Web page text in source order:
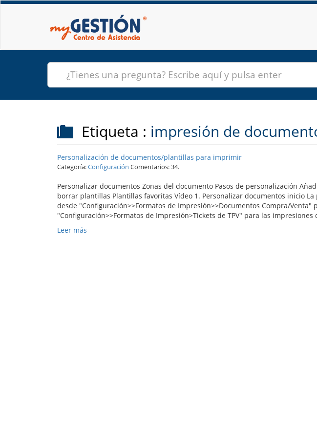
Etiqueta : impresión de
Personalización de documentos/plantillas para imprimir
Categoría:Configuración Comentarios: 34.
Personalizar documentos Zonas del documento Pasos de personalización
borrar plantillas Plantillas favoritas Vídeo 1. Personalizar documentos inicio
desde "Configuración>>Formatos de Impresión>>Documentos Compra/
"Configuración>>Formatos de Impresión>Tickets de TPV" para las
Leer más